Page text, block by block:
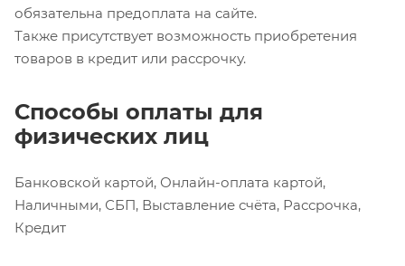
обязательна предоплата на сайте.
Также присутствует возможность приобретения
товаров в кредит или рассрочку.
Способы оплаты для
физических лиц
Банковской картой, Онлайн-оплата картой,
Наличными, СБП, Выставление счёта, Рассрочка,
Кредит